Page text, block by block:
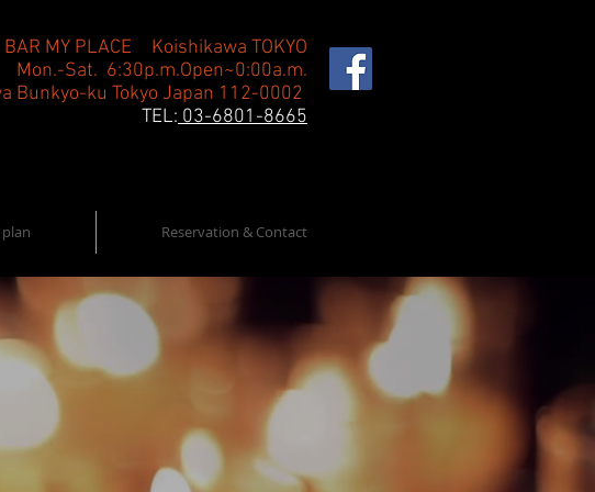
BAR MY PLACE Koishikawa TOKYO
Mon.-Sat. 6:30p.m.Open~0:00a.m.
Bunkyo-ku Tokyo Japan 112-0002
TEL: 03-6801-8665
Reservation & Contact